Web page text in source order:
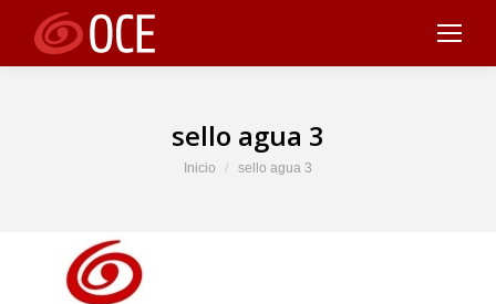
sello agua 3
Estás aquí:
Inicio sello agua 3